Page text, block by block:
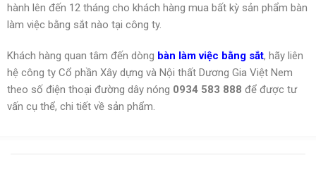
hành lên đến 12 tháng cho khách hàng mua bất kỳ sản phẩm bàn
làm việc bằng sắt nào tại công ty.
Khách hàng quan tâm đến dòng bàn làm việc bằng sắt, hãy liên
hệ công ty Cổ phần Xây dựng và Nội thất Dương Gia Việt Nem
theo số điện thoại đường dây nóng 0934 583 888 để được tư
vấn cụ thể, chi tiết về sản phẩm.